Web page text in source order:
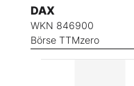
DAX
WKN 846900
Börse TTMzero